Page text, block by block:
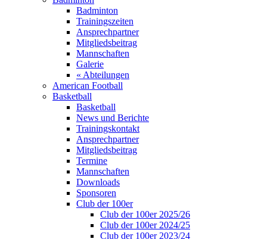
Badminton
Trainingszeiten
Ansprechpartner
Mitgliedsbeitrag
Mannschaften
Galerie
« Abteilungen
American Football
Basketball
Basketball
News und Berichte
Trainingskontakt
Ansprechpartner
Mitgliedsbeitrag
Termine
Mannschaften
Downloads
Sponsoren
Club der 100er
Club der 100er 2025/26
Club der 100er 2024/25
Club der 100er 2023/24